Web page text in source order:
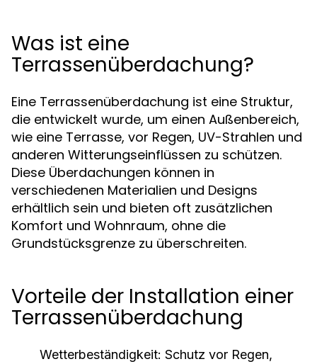
Was ist eine
Terrassenüberdachung?
Eine Terrassenüberdachung ist eine Struktur,
die entwickelt wurde, um einen Außenbereich,
wie eine Terrasse, vor Regen, UV-Strahlen und
anderen Witterungseinflüssen zu schützen.
Diese Überdachungen können in
verschiedenen Materialien und Designs
erhältlich sein und bieten oft zusätzlichen
Komfort und Wohnraum, ohne die
Grundstücksgrenze zu überschreiten.
Vorteile der Installation einer
Terrassenüberdachung
Wetterbeständigkeit: Schutz vor Regen,